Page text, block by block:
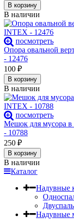
В корзину
В наличии
посмотреть
Опора овальной
- 12476
100 ₽
В корзину
В наличии
посмотреть
Мешок для мусора в
- 10788
250 ₽
В корзину
В наличии
Каталог
Надувные
Надувные